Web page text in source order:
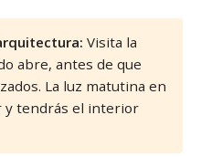
Visita la
abre, antes de que
La luz matutina en
y tendrás el interior